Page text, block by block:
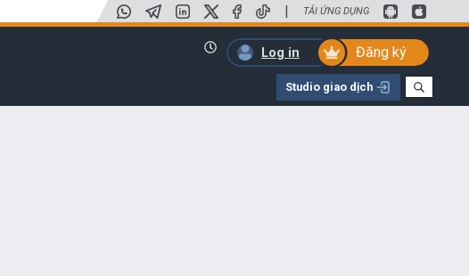
| TẢI ỨNG DỤNG
Log in
Đăng ký
Studio giao dịch